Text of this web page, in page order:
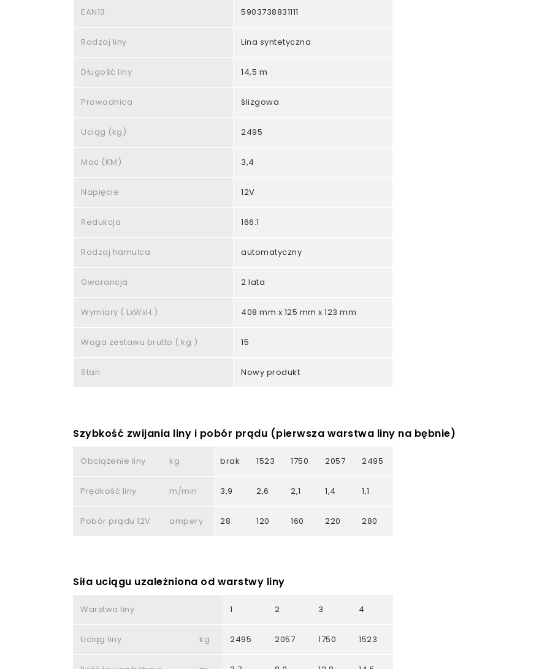
EAN13 5903738831111
Rodzaj liny Lina syntetyczna
Długość liny 14,5 m
Prowadnica ślizgowa
Uciąg (kg) 2495
Moc (KM) 3,4
Napięcie 12V
Redukcja 166:1
Rodzaj hamulca automatyczny
Gwarancja 2 lata
Wymiary ( LxWxH ) 408 mm x 125 mm x 123 mm
Waga zestawu brutto ( kg ) 15
Stan Nowy produkt
Szybkość zwijania liny i pobór prądu (pierwsza warstwa liny na bębnie)
Obciążenie liny kg brak 1523 1750 2057 2495
Prędkość liny m/min 3,9 2,6 2,1 1,4 1,1
Pobór prądu 12V ampery 28 120 160 220 280
Siła uciągu uzależniona od warstwy liny
Warstwa liny 1 2 3 4
Uciąg liny kg 2495 2057 1750 1523